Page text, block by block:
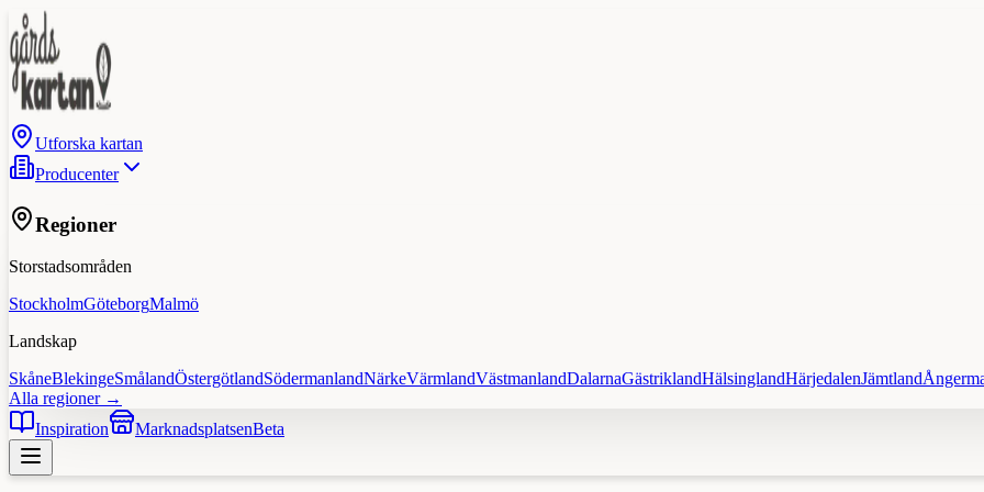
Utforska kartan
Producenter
Regioner
Storstadsområden
StockholmGöteborgMalmö
Landskap
SkåneBlekingeSmålandÖstergötlandSödermanlandNärkeVärmlandVästmanlandDalarnaGästriklandHälsinglandHärjedalenJämtland
Alla regioner →
Inspiration
MarknadsplatsenBeta